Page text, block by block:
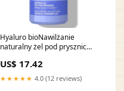
Hyaluro bioNawilżanie
naturalny żel pod prysznic
Casmara555016555016555016
US$ 17.42
★★★★★ 4.0 (12 reviews)